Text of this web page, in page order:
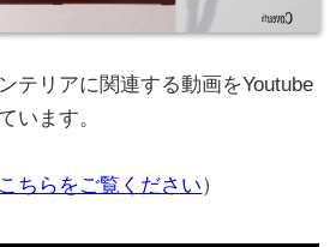
テリアに関連する動画をYoutube
います。
ちらをご覧ください）